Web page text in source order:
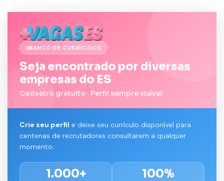
BANCO DE CURRÍCULOS
Seja encontrado por diversas
empresas do ES
Cadastro gratuito · Perfil sempre visível
Crie seu perfil e deixe seu currículo disponível para
centenas de recrutadores consultarem a qualquer
momento.
1.000+ 100%